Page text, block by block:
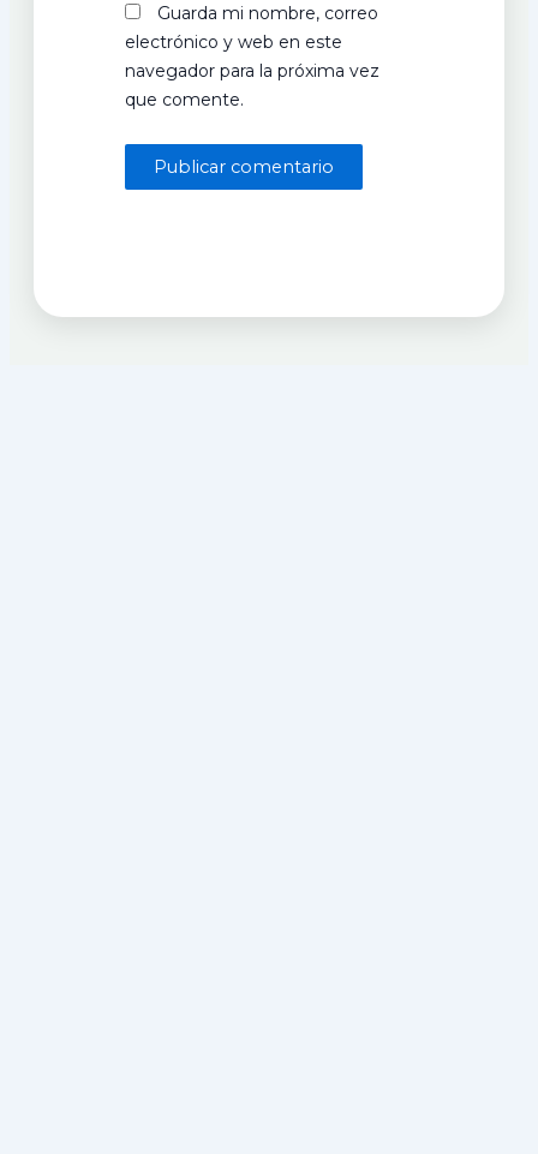
Guarda mi nombre, correo
electrónico y web en este
navegador para la próxima vez
que comente.